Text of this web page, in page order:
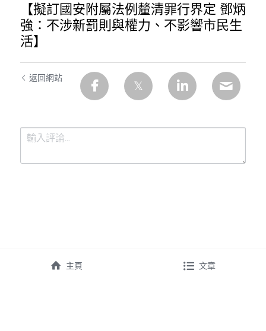
【擬訂國安附屬法例釐清罪行界定 鄧炳
強：不涉新罰則與權力、不影響市民生
活】
返回網站
主頁 文章